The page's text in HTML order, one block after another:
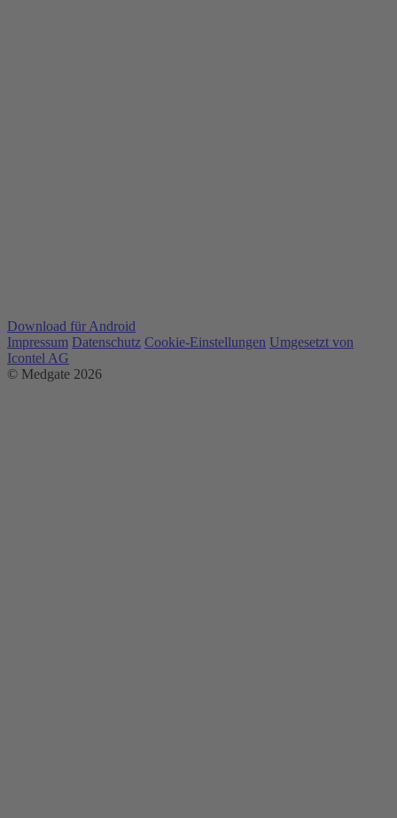
Download für Android
Impressum Datenschutz Cookie-Einstellungen Umgesetzt von
Icontel AG
© Medgate 2026